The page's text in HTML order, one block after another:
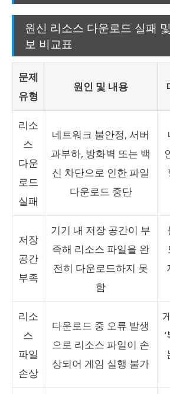
원신 리소스 다운로드 실패
보 비교표
문제
유형
원인 및 내용
리소
스
다운
로드
실패
네트워크 불안정, 서버
과부하, 방화벽 또는 백
신 차단으로 인한 파일
다운로드 중단
저장
공간
부족
기기 내 저장 공간이 부
족해 리소스 파일을 완
전히 다운로드하지 못
함
리소
스
파일
손상
다운로드 중 오류 발생
으로 리소스 파일이 손
상되어 게임 실행 불가